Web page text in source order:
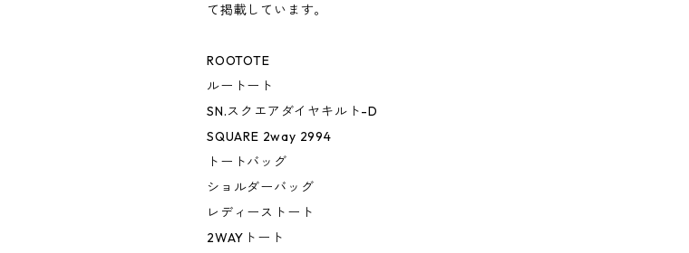
て掲載しています。
ROOTOTE
ルートート
SN.スクエアダイヤキルト-D
SQUARE 2way 2994
トートバッグ
ショルダーバッグ
レディーストート
2WAYトート